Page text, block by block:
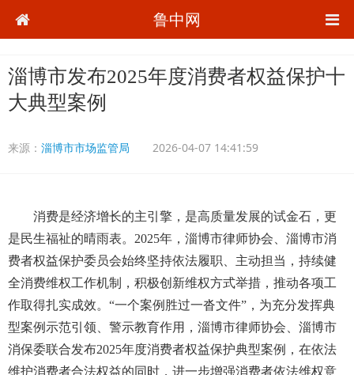
鲁中网
淄博市发布2025年度消费者权益保护十
大典型案例
来源： 淄博市市场监管局 2026-04-07 14:41:59
消费是经济增长的主引擎，是高质量发展的试金石，更
是民生福祉的晴雨表。2025年，淄博市律师协会、淄博市消
费者权益保护委员会始终坚持依法履职、主动担当，持续健
全消费维权工作机制，积极创新维权方式举措，推动各项工
作取得扎实成效。“一个案例胜过一沓文件”，为充分发挥典
型案例示范引领、警示教育作用，淄博市律师协会、淄博市
消保委联合发布2025年度消费者权益保护典型案例，在依法
维护消费者合法权益的同时，进一步增强消费者依法维权意